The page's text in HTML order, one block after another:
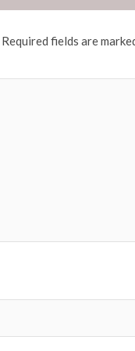
Required fields are